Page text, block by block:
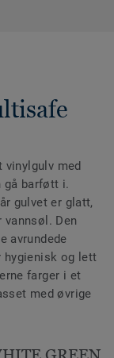
med
gå barføtt i.
gulvet er glatt,
Den
avrundede
hygienisk og lett
farger i et
med øvrige